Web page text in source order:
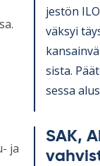
ja
jes­tön
väk­syi
sista.
sessa
SAK,